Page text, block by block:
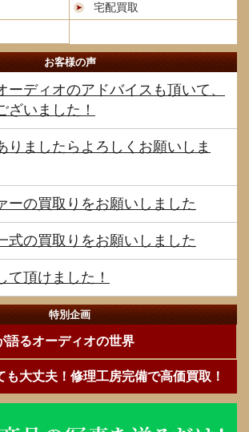
宅配買取
お客様の声
ーディオのアドバイスも頂いて、
ざいました！
りましたらよろしくお願いしま
ーの買取りをお願いしました
式の買取りをお願いしました
て頂けました！
特別企画
語るオーディオの世界
も大丈夫！修理工房完備で高価買取！